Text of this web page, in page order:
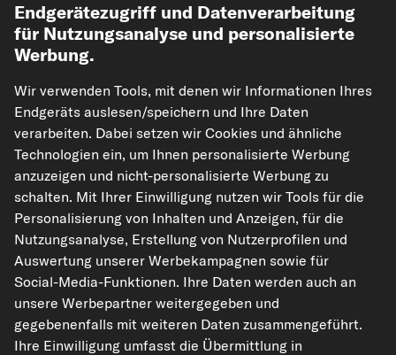
Unsere Versandpartner
kfzteile24.de carpardoo.nl
carpardoo.fr
carpardoo.dk
Die hier dargestellten Daten, insbesondere die gesamte Datenbank, dürfen
nicht vervielfältigt werden. Die Vervielfältigung und Verbreitung der Daten und
der Datenbank ohne vorherige Einwilligung von TecAlliance und/oder die
Endgerätezugriff und Datenverarbeitung
für Nutzungsanalyse und personalisierte
Werbung.
Wir verwenden Tools, mit denen wir Informationen Ihres
Endgeräts auslesen/speichern und Ihre Daten
verarbeiten. Dabei setzen wir Cookies und ähnliche
Technologien ein, um Ihnen personalisierte Werbung
anzuzeigen und nicht-personalisierte Werbung zu
schalten. Mit Ihrer Einwilligung nutzen wir Tools für die
Personalisierung von Inhalten und Anzeigen, für die
Nutzungsanalyse, Erstellung von Nutzerprofilen und
Auswertung unserer Werbekampagnen sowie für
Social-Media-Funktionen. Ihre Daten werden auch an
unsere Werbepartner weitergegeben und
gegebenenfalls mit weiteren Daten zusammengeführt.
Ihre Einwilligung umfasst die Übermittlung in